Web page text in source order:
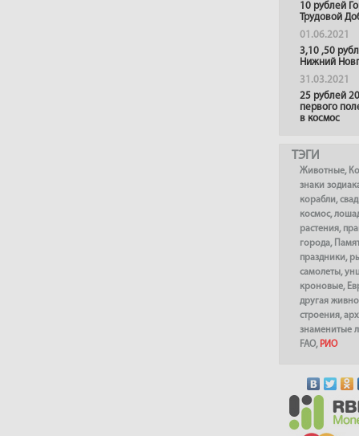
10 рублей
Трудовой
01.06.2021
3,10 ,50
Нижний
31.03.2021
25 рублей
первого
в космос
ТЭГИ
Животные,
знаки
корабли,
космос,
растения,
города,
праздники,
самолеты,
кроновые,
другая
строения,
знаменитые
FAO, РИО